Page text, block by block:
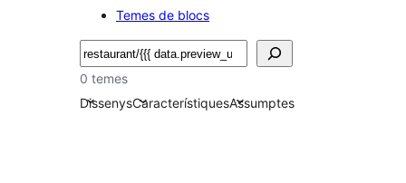
Temes de blocs
Cerca
0 temes
DissenysCaracterístiquesAssumptes